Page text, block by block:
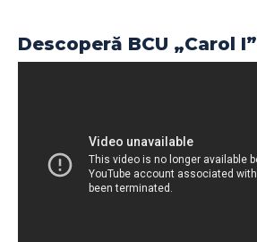
Descoperă BCU „Carol I”